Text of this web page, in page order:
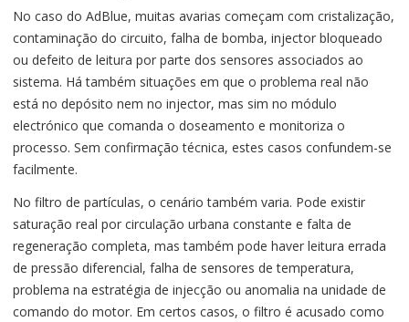
No caso do AdBlue, muitas avarias começam com cristalização,
contaminação do circuito, falha de bomba, injector bloqueado
ou defeito de leitura por parte dos sensores associados ao
sistema. Há também situações em que o problema real não
está no depósito nem no injector, mas sim no módulo
electrónico que comanda o doseamento e monitoriza o
processo. Sem confirmação técnica, estes casos confundem-se
facilmente.
No filtro de partículas, o cenário também varia. Pode existir
saturação real por circulação urbana constante e falta de
regeneração completa, mas também pode haver leitura errada
de pressão diferencial, falha de sensores de temperatura,
problema na estratégia de injecção ou anomalia na unidade de
comando do motor. Em certos casos, o filtro é acusado como